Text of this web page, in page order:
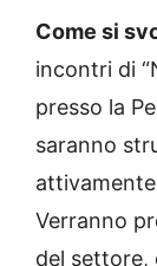
Come si
incontri di
presso la
saranno
Verranno
del settore,